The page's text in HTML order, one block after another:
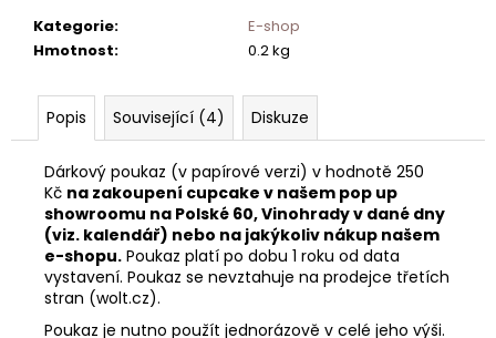
Kategorie:
E-shop
Hmotnost: 0.2 kg
Popis Související (4) Diskuze
Dárkový poukaz (v papírové verzi) v hodnotě 250
Kč na zakoupení cupcake v našem pop up
showroomu na Polské 60, Vinohradyv dané dny
(viz. kalendář) nebo na jakýkoliv nákup našem
e-shopu. Poukaz platí po dobu 1 roku od data
vystavení. Poukaz se nevztahuje na prodejce třetích
stran (wolt.cz).
Poukaz je nutno použít jednorázově v celé jeho výši.